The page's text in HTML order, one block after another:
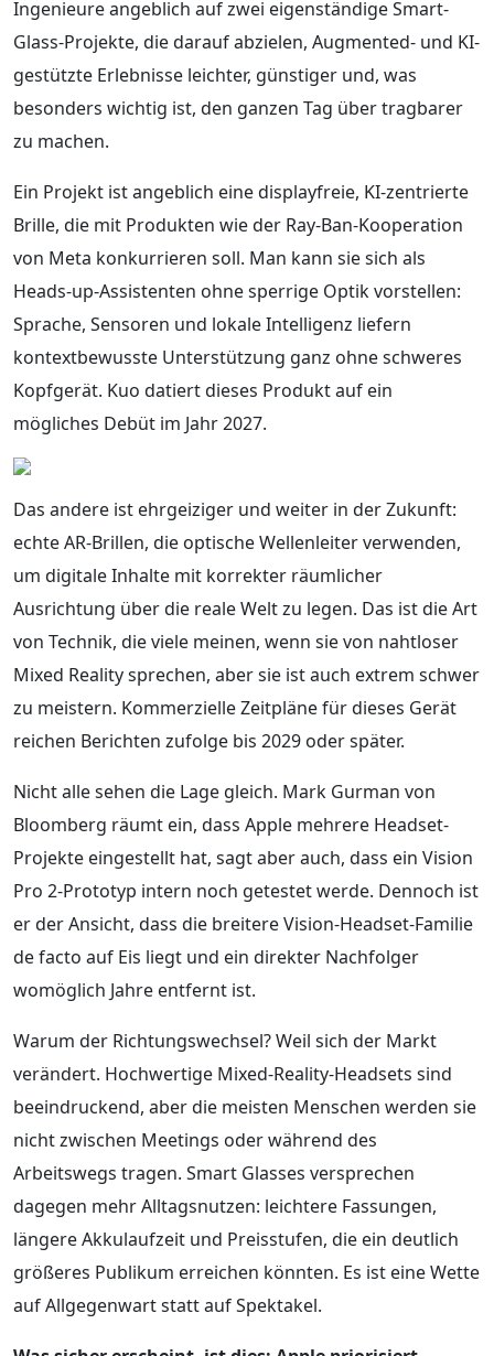
Ingenieure angeblich auf zwei eigenständige Smart-
Glass-Projekte, die darauf abzielen, Augmented- und KI-
gestützte Erlebnisse leichter, günstiger und, was
besonders wichtig ist, den ganzen Tag über tragbarer
zu machen.
Ein Projekt ist angeblich eine displayfreie, KI-zentrierte
Brille, die mit Produkten wie der Ray-Ban-Kooperation
von Meta konkurrieren soll. Man kann sie sich als
Heads-up-Assistenten ohne sperrige Optik vorstellen:
Sprache, Sensoren und lokale Intelligenz liefern
kontextbewusste Unterstützung ganz ohne schweres
Kopfgerät. Kuo datiert dieses Produkt auf ein
mögliches Debüt im Jahr 2027.
Das andere ist ehrgeiziger und weiter in der Zukunft:
echte AR-Brillen, die optische Wellenleiter verwenden,
um digitale Inhalte mit korrekter räumlicher
Ausrichtung über die reale Welt zu legen. Das ist die Art
von Technik, die viele meinen, wenn sie von nahtloser
Mixed Reality sprechen, aber sie ist auch extrem schwer
zu meistern. Kommerzielle Zeitpläne für dieses Gerät
reichen Berichten zufolge bis 2029 oder später.
Nicht alle sehen die Lage gleich. Mark Gurman von
Bloomberg räumt ein, dass Apple mehrere Headset-
Projekte eingestellt hat, sagt aber auch, dass ein Vision
Pro 2-Prototyp intern noch getestet werde. Dennoch ist
er der Ansicht, dass die breitere Vision-Headset-Familie
de facto auf Eis liegt und ein direkter Nachfolger
womöglich Jahre entfernt ist.
Warum der Richtungswechsel? Weil sich der Markt
verändert. Hochwertige Mixed-Reality-Headsets sind
beeindruckend, aber die meisten Menschen werden sie
nicht zwischen Meetings oder während des
Arbeitswegs tragen. Smart Glasses versprechen
dagegen mehr Alltagsnutzen: leichtere Fassungen,
längere Akkulaufzeit und Preisstufen, die ein deutlich
größeres Publikum erreichen könnten. Es ist eine Wette
auf Allgegenwart statt auf Spektakel.